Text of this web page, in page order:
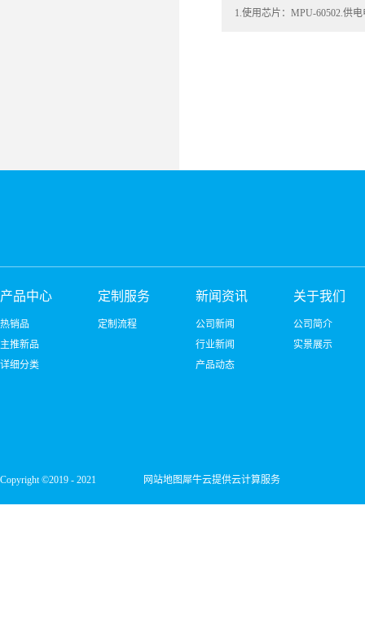
1.使用芯片：MPU-60502.供电
产品中心
热销品
主推新品
详细分类
定制服务
定制流程
新闻资讯
公司新闻
行业新闻
产品动态
关于我们
公司简介
实景展示
Copyright ©2019 - 2021 网站地图犀牛云提供云计算服务